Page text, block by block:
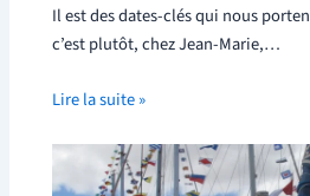
Il est des dates-clés qui nous
c’est plutôt, chez Jean-Marie,…
Lire la suite »